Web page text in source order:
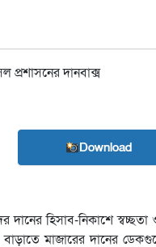
Download
হিসাব-নিকাশে
মাজারের দানের